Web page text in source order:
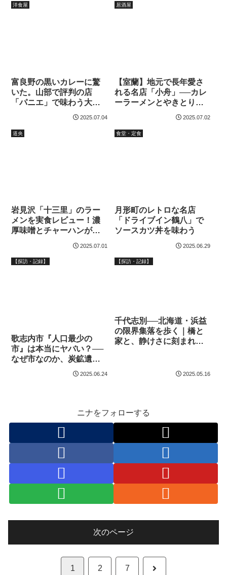
洋食屋
富良野の黒いカレーに驚
いた。山部で評判の店
「パニエ」で味わう大人
のオムカツカレー
2025.07.04
居酒屋
【室蘭】地元で長年愛さ
れる名店「小舟」──カレ
ーラーメンとやきとり丼
2025.07.02
道央
岩見沢「十三里」のラー
メンを実食レビュー！濃
厚味噌とチャーハンが人
2025.07.01
食堂・定食
月形町のレトロな名店
「ドライブイン鶴八」で
ソースカツ丼を味わう
2025.06.29
【探訪・記録】
歌志内市『人口最少の
市』は本当にヤバい？──
なぜ市なのか、炭鉱遺産
とグルメを巡るドライブ
2025.06.24
【探訪・記録】
千代志別──北海道・浜益
の限界集落を歩く｜橋と
家と、静けさに刻まれた
2025.05.16
ニナをフォローする
次のページ
1 2 7 次